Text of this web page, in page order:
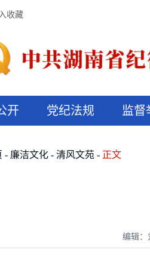
收藏
开 党纪法规 监督
廉洁文化 清风文苑 正文
编辑：